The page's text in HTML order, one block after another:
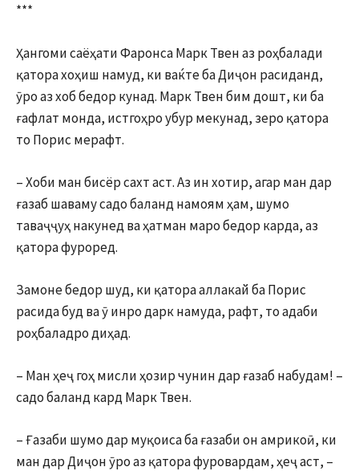
***
Ҳангоми саёҳати Фаронса Марк Твен аз роҳбалади
қатора хоҳиш намуд, ки ваќте ба Диҷон расиданд,
ӯро аз хоб бедор кунад. Марк Твен бим дошт, ки ба
ғафлат монда, истгоҳро убур мекунад, зеро қатора
то Порис мерафт.
– Хоби ман бисёр сахт аст. Аз ин хотир, агар ман дар
ғазаб шаваму садо баланд намоям ҳам, шумо
таваҷҷуҳ накунед ва ҳатман маро бедор карда, аз
қатора фуроред.
Замоне бедор шуд, ки қатора аллакай ба Порис
расида буд ва ӯ инро дарк намуда, рафт, то адаби
роҳбаладро диҳад.
– Ман ҳеҷ гоҳ мисли ҳозир чунин дар ғазаб набудам! –
садо баланд кард Марк Твен.
– Ғазаби шумо дар муқоиса ба ғазаби он амрикоӣ, ки
ман дар Диҷон ӯро аз қатора фуровардам, ҳеҷ аст, –